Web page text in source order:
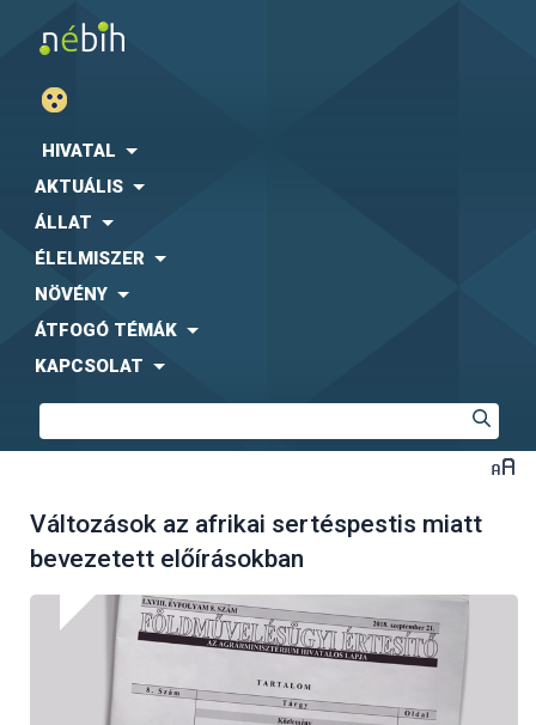
HIVATAL
AKTUÁLIS
ÁLLAT
ÉLELMISZER
NÖVÉNY
ÁTFOGÓ TÉMÁK
KAPCSOLAT
Változások az afrikai sertéspestis miatt
bevezetett előírásokban